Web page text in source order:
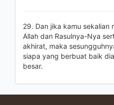
29. Dan jika kamu sekalian
Allah dan Rasulnya-Nya
akhirat, maka
siapa yang berbuat baik
besar.